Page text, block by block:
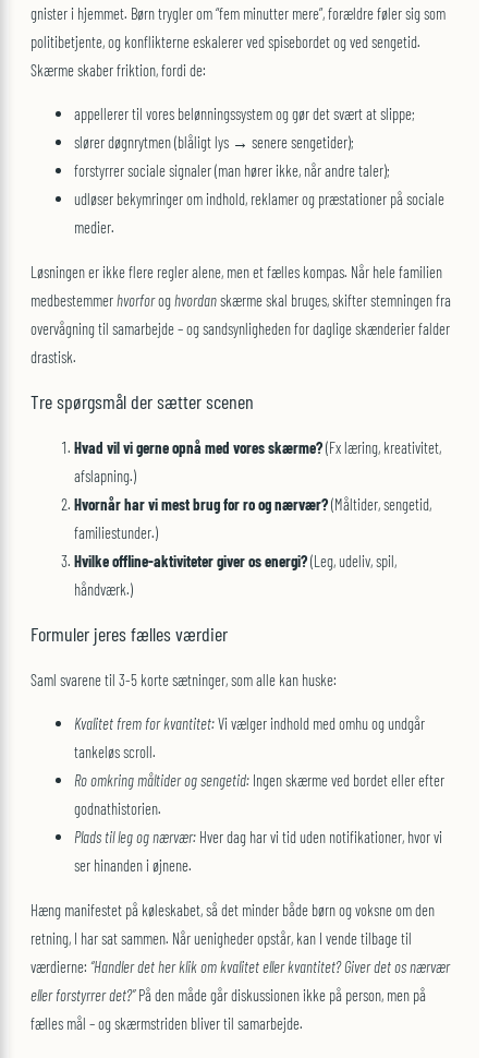
gnister i hjemmet. Børn trygler om “fem minutter mere”, forældre føler sig som
politibetjente, og konflikterne eskalerer ved spisebordet og ved sengetid.
Skærme skaber friktion, fordi de:
appellerer til vores belønningssystem og gør det svært at slippe;
slører døgnrytmen (blåligt lys → senere sengetider);
forstyrrer sociale signaler (man hører ikke, når andre taler);
udløser bekymringer om indhold, reklamer og præstationer på sociale
medier.
Løsningen er ikke flere regler alene, men et fælles kompas. Når hele familien
medbestemmerhvorforoghvordanskærme skal bruges, skifter stemningen fra
overvågning til samarbejde – og sandsynligheden for daglige skænderier falder
drastisk.
Tre spørgsmål der sætter scenen
Hvad vil vi gerne opnå med vores skærme?(Fx læring, kreativitet,
afslapning.)
Hvornår har vi mest brug for ro og nærvær?(Måltider, sengetid,
familiestunder.)
Hvilke offline-aktiviteter giver os energi?(Leg, udeliv, spil,
håndværk.)
Formuler jeres fælles værdier
Saml svarene til 3-5 korte sætninger, som alle kan huske:
Kvalitet frem for kvantitet:Vi vælger indhold med omhu og undgår
tankeløs scroll.
Ro omkring måltider og sengetid: Ingen skærme ved bordet eller efter
godnathistorien.
Plads til leg og nærvær: Hver dag har vi tid uden notifikationer, hvor vi
ser hinanden i øjnene.
Hæng manifestet på køleskabet, så det minder både børn og voksne om den
retning, I har sat sammen. Når uenigheder opstår, kan I vende tilbage til
værdierne: “Handler det her klik om kvalitet eller kvantitet? Giver det os nærvær
eller forstyrrer det?”På den måde går diskussionen ikke på person, men på
fælles mål – og skærmstriden bliver til samarbejde.